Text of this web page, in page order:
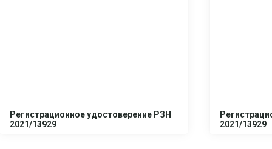
Регистрационное удостоверение РЗН
2021/13929
2021/13929